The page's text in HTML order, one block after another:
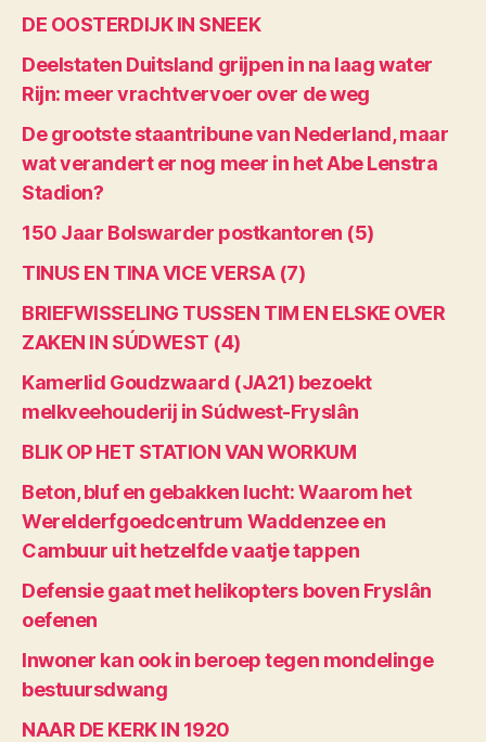
DE OOSTERDIJK IN SNEEK
Deelstaten Duitsland grijpen in na laag water
Rijn: meer vrachtvervoer over de weg
De grootste staantribune van Nederland, maar
wat verandert er nog meer in het Abe Lenstra
Stadion?
150 Jaar Bolswarder postkantoren (5)
TINUS EN TINA VICE VERSA (7)
BRIEFWISSELING TUSSEN TIM EN ELSKE OVER
ZAKEN IN SÚDWEST (4)
Kamerlid Goudzwaard (JA21) bezoekt
melkveehouderij in Súdwest-Fryslân
BLIK OP HET STATION VAN WORKUM
Beton, bluf en gebakken lucht: Waarom het
Werelderfgoedcentrum Waddenzee en
Cambuur uit hetzelfde vaatje tappen
Defensie gaat met helikopters boven Fryslân
oefenen
Inwoner kan ook in beroep tegen mondelinge
bestuursdwang
NAAR DE KERK IN 1920